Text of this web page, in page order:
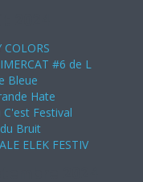
COLORS
#6 de L
Bleue
Hate
C'est Festival
Bruit
ELEK FESTIV